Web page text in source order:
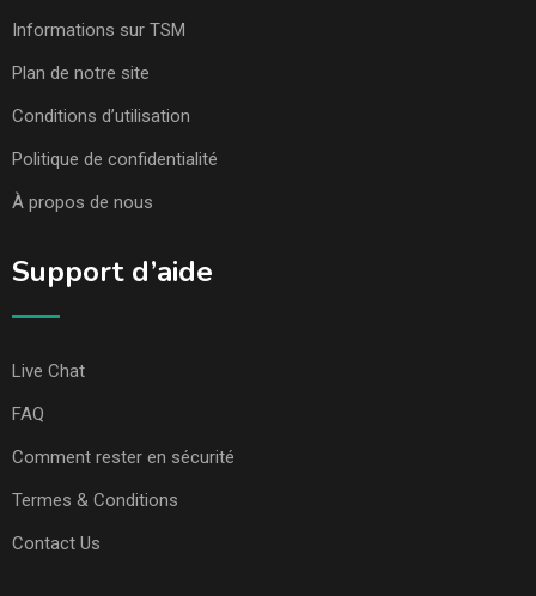
Informations sur TSM
Plan de notre site
Conditions d’utilisation
Politique de confidentialité
À propos de nous
Support d’aide
Live Chat
FAQ
Comment rester en sécurité
Termes & Conditions
Contact Us